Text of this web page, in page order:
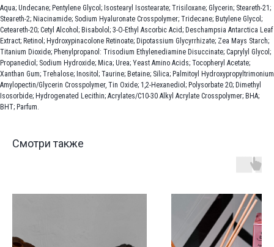
Aqua; Undecane; Pentylene Glycol; Isostearyl Isostearate; Trisiloxane; Glycerin; Steareth-21;
Steareth-2; Niacinamide; Sodium Hyaluronate Crosspolymer; Tridecane; Butylene Glycol;
Ceteareth-20; Cetyl Alcohol; Bisabolol; 3-O-Ethyl Ascorbic Acid; Deschampsia Antarctica Leaf
Extract; Retinol; Hydroxypinacolone Retinoate; Dipotassium Glycyrrhizate; Zea Mays Starch;
Titanium Dioxide; Phenylpropanol: Trisodium Ethylenediamine Disuccinate; Caprylyl Glycol;
Propanediol; Sodium Hydroxide; Mica; Urea; Yeast Amino Acids; Tocopheryl Acetate;
Xanthan Gum; Trehalose; Inositol; Taurine; Betaine; Silica; Palmitoyl Hydroxypropyltrimonium
Amylopectin/Glycerin Crosspolymer, Tin Oxide; 1,2-Hexanediol; Polysorbate 20; Dimethyl
Isosorbide; Hydrogenated Lecithin; Acrylates/C10-30 Alkyl Acrylate Crosspolymer; BHA;
BHT; Parfum.
Смотри также